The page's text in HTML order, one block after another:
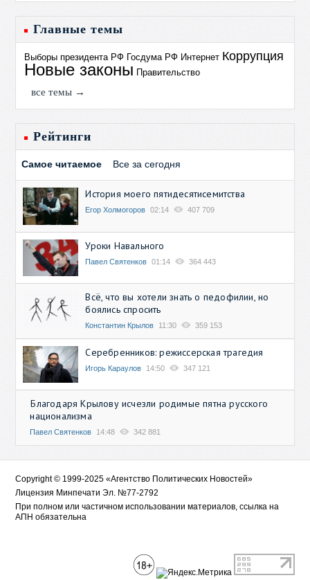
Главные темы
Выборы президента РФ Госдума РФ Интернет Коррупция
Новые законы Правительство
все темы →
Рейтинги
Самое читаемое Все за сегодня
История моего пятидесятисемитства
Егор Холмогоров 02:14 407 709
Уроки Навального
Павел Святенков 01:14 364 443
Всё, что вы хотели знать о педофилии, но
боялись спросить
Константин Крылов 11:30 359 153
Серебренников: режиссерская трагедия
Игорь Караулов 14:50 347 121
Благодаря Крылову исчезли родимые пятна русского
национализма
Павел Святенков 14:48 342 881
Copyright © 1999-2025 «Агентство Политических Новостей»
Лицензия Минпечати Эл. №77-2792
При полном или частичном использовании материалов, ссылка на
АПН обязательна